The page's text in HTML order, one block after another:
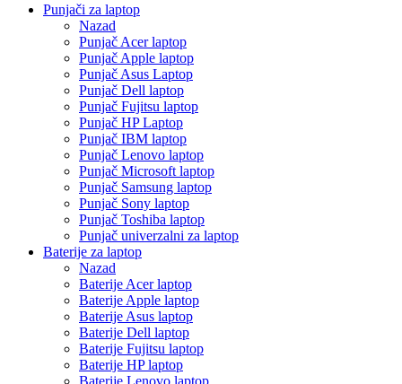
Punjači za laptop
Nazad
Punjač Acer laptop
Punjač Apple laptop
Punjač Asus Laptop
Punjač Dell laptop
Punjač Fujitsu laptop
Punjač HP Laptop
Punjač IBM laptop
Punjač Lenovo laptop
Punjač Microsoft laptop
Punjač Samsung laptop
Punjač Sony laptop
Punjač Toshiba laptop
Punjač univerzalni za laptop
Baterije za laptop
Nazad
Baterije Acer laptop
Baterije Apple laptop
Baterije Asus laptop
Baterije Dell laptop
Baterije Fujitsu laptop
Baterije HP laptop
Baterije Lenovo laptop